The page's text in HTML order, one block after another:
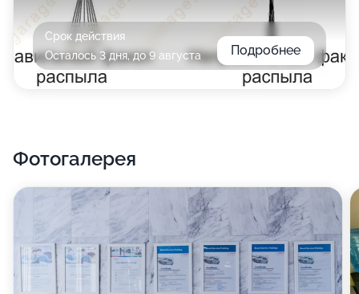
Срок действия
Осталось 3 дня, до 9 августа
Подробнее
Фотогалерея